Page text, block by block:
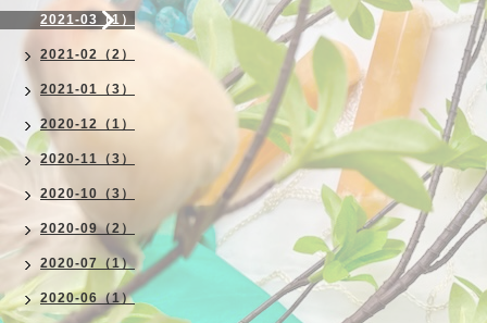
2021-03（1）
2021-02（2）
2021-01（3）
2020-12（1）
2020-11（3）
2020-10（3）
2020-09（2）
2020-07（1）
2020-06（1）